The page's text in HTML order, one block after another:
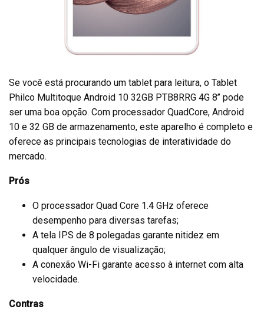
Se você está procurando um tablet para leitura, o Tablet
Philco Multitoque Android 10 32GB PTB8RRG 4G 8’’ pode
ser uma boa opção. Com processador QuadCore, Android
10 e 32 GB de armazenamento, este aparelho é completo e
oferece as principais tecnologias de interatividade do
mercado.
Prós
O processador Quad Core 1.4 GHz oferece
desempenho para diversas tarefas;
A tela IPS de 8 polegadas garante nitidez em
qualquer ângulo de visualização;
A conexão Wi-Fi garante acesso à internet com alta
velocidade.
Contras